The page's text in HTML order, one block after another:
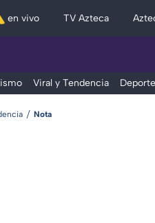
en vivo TV Azteca
Viral y Tendencia
Nota